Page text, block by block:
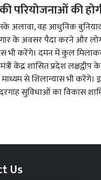
परियोजनाओं की
अलावा, वह आधुनिक
के अवसर पैदा करने और
भी करेंगे। दमन में कुल
केंद्र शासित प्रदेश
से शिलान्यास भी
सुविधाओं का विकास
Us